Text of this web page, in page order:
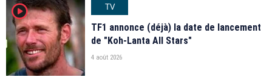
player2
TV
TF1 annonce (déjà) la date de lancement
de "Koh-Lanta All Stars"
4 août 2026